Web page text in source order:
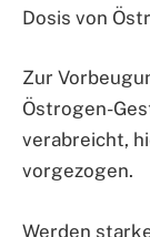
Dosis von
Zur
Östrogen-
verabreicht,
vorgezogen.
Werden